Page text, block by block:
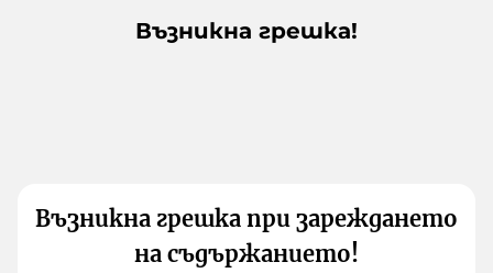
Възникна грешка!
Възникна грешка при зареждането
на съдържанието!